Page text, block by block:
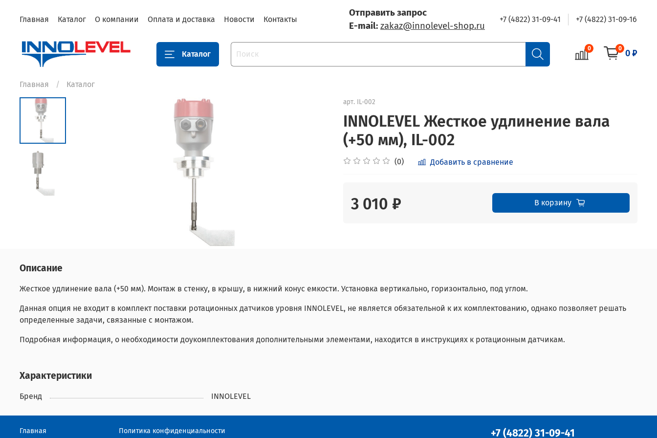
Главная Каталог О компании Оплата и доставка Новости Контакты
Отправить запрос
E-mail: zakaz@innolevel-shop.ru
+7 (4822) 31-09-41 +7 (4822) 31-09-16
Каталог
0 0 0 ₽
Главная Каталог
арт. IL-002
INNOLEVEL Жесткое удлинение вала
(+50 мм), IL-002
(0) Добавить в сравнение
3 010 ₽ В корзину
Описание
Жесткое удлинение вала (+50 мм). Монтаж в стенку, в крышу, в нижний конус емкости. Установка вертикально, горизонтально, под углом.
Данная опция не входит в комплект поставки ротационных датчиков уровня INNOLEVEL, не является обязательной к их комплектованию, однако позволяет решать
определенные задачи, связанные с монтажом.
Подробная информация, о необходимости доукомплектования дополнительными элементами, находится в инструкциях к ротационным датчикам.
Характеристики
Бренд INNOLEVEL
Главная Политика конфиденциальности +7 (4822) 31-09-41